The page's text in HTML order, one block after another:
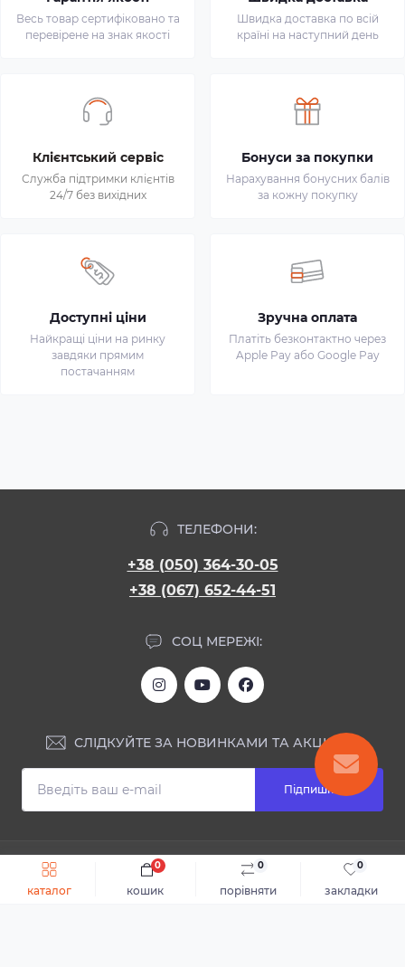
каталог порівняти
0
закладки
0
кошик
0
Швидке замовлення До кошика
Весь товар сертифіковано та
перевірене на знак якості
Швидка доставка по всій
країні на наступний день
Клієнтський сервіс
Служба підтримки клієнтів
24/7 без вихідних
Бонуси за покупки
Нарахування бонусних балів
за кожну покупку
Доступні ціни
Найкращі ціни на ринку
завдяки прямим
постачанням
Зручна оплата
Платіть безконтактно через
Apple Pay або Google Pay
ТЕЛЕФОНИ:
+38 (050) 364-30-05
+38 (067) 652-44-51
СОЦ МЕРЕЖІ:
СЛІДКУЙТЕ ЗА НОВИНКАМИ ТА АКЦІЯМИ:
Підпишіться
ІНФОРМАЦІЯ